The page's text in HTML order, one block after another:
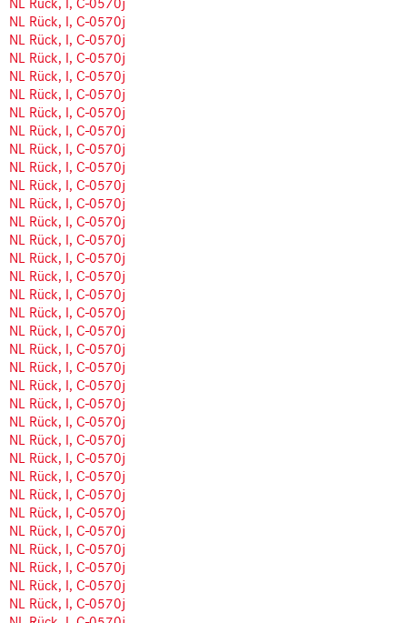
NL Rück, I, C-0570j
NL Rück, I, C-0570j
NL Rück, I, C-0570j
NL Rück, I, C-0570j
NL Rück, I, C-0570j
NL Rück, I, C-0570j
NL Rück, I, C-0570j
NL Rück, I, C-0570j
NL Rück, I, C-0570j
NL Rück, I, C-0570j
NL Rück, I, C-0570j
NL Rück, I, C-0570j
NL Rück, I, C-0570j
NL Rück, I, C-0570j
NL Rück, I, C-0570j
NL Rück, I, C-0570j
NL Rück, I, C-0570j
NL Rück, I, C-0570j
NL Rück, I, C-0570j
NL Rück, I, C-0570j
NL Rück, I, C-0570j
NL Rück, I, C-0570j
NL Rück, I, C-0570j
NL Rück, I, C-0570j
NL Rück, I, C-0570j
NL Rück, I, C-0570j
NL Rück, I, C-0570j
NL Rück, I, C-0570j
NL Rück, I, C-0570j
NL Rück, I, C-0570j
NL Rück, I, C-0570j
NL Rück, I, C-0570j
NL Rück, I, C-0570j